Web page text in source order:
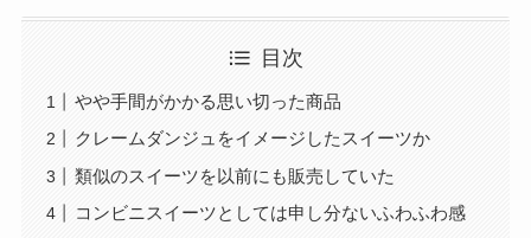
目次
やや手間がかかる思い切った商品
クレームダンジュをイメージしたスイーツか
類似のスイーツを以前にも販売していた
コンビニスイーツとしては申し分ないふわふわ感